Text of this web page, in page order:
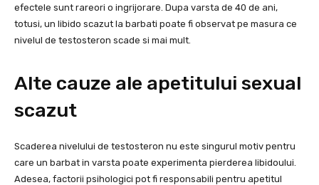
efectele sunt rareori o ingrijorare. Dupa varsta de 40 de ani,
totusi, un libido scazut la barbati poate fi observat pe masura ce
nivelul de testosteron scade si mai mult.
Alte cauze ale apetitului sexual
scazut
Scaderea nivelului de testosteron nu este singurul motiv pentru
care un barbat in varsta poate experimenta pierderea libidoului.
Adesea, factorii psihologici pot fi responsabili pentru apetitul